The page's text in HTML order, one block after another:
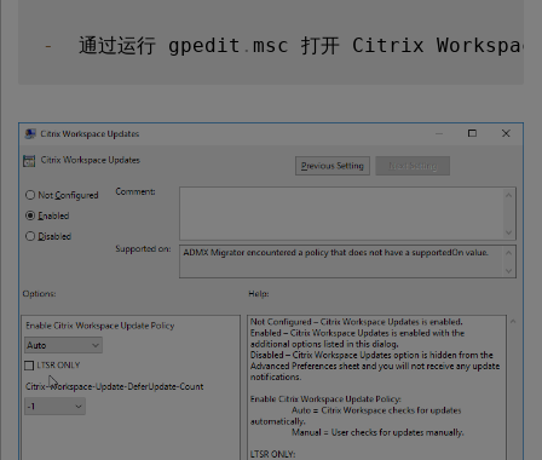
-
  通过运行 gpedit
. msc 打开 Citrix Workspace